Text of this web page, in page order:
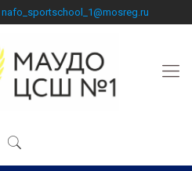
nafo_sportschool_1@mosreg.ru